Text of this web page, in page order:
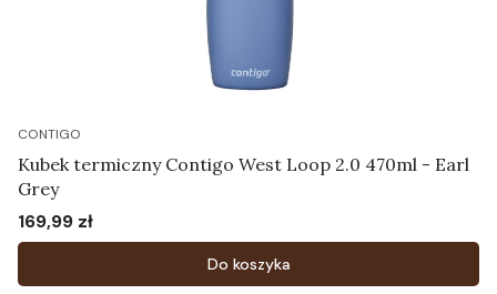
CONTIGO
Kubek termiczny Contigo West Loop 2.0 470ml - Earl
Grey
Cena
169,99 zł
Do koszyka